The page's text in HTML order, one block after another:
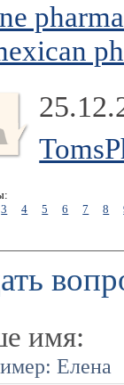
3 4 5 6 7 8
имя:
Елена